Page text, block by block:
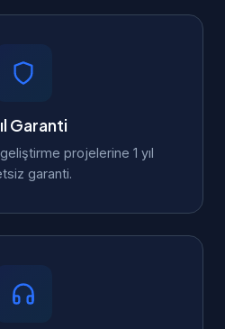
Garanti
projelerine 1 yıl
garanti.